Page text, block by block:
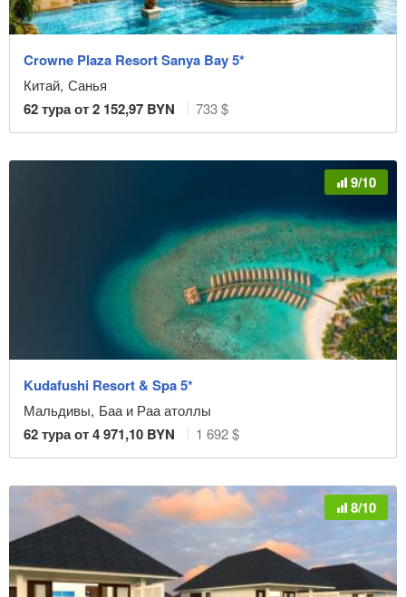
Crowne Plaza Resort Sanya Bay 5*
Китай, Санья
62тура от2 152,97 BYN 733 $
9/10
Kudafushi Resort & Spa 5*
Мальдивы, Баа и Раа атоллы
62тура от4 971,10 BYN 1 692 $
8/10